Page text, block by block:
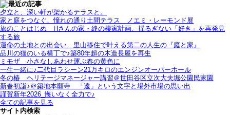
夕立と、深い軒が架かるテラスと。
家と庭をつなぐ、憧れの通り土間テラス＿ノエミ・レーモンド展
旅のことはじめ＿Hさんの家・終の棲家計画、揺るぎない「好き」を再発見
する旅
運命の土地との出会い＿里山移住で叶える第二の人生の『庭と家』
品川の猫のいる横丁で♪築80年超の木造長屋を再生
ミモザ＿小さなしあわせ運ぶ春の黄色に
一生一緒に♪二代目ラシーン21万キロのエンジンオーバーホール
冬の椿＿ヘリテージマネージャー講習＠世田谷区立次大夫堀公園民家園
新春初詣♪＠築地本願寺＿「遠」という文字と場外市場の思い出
謹賀新年2026_悔いなく全力で♪
全ての記事を見る
サイト内検索